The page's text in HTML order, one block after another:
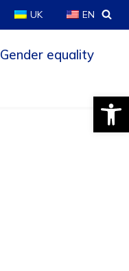
UK EN
Gender equality